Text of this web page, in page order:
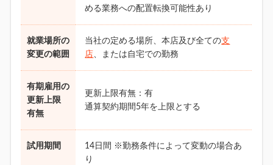
める業務への配置転換可能性あり
就業場所の
変更の範囲
当社の定める場所、本店及び全ての支
店、または自宅での勤務
有期雇用の
更新上限
有無
更新上限有無：有
通算契約期間5年を上限とする
試用期間
14日間 ※勤務条件によって変動の場合あ
り